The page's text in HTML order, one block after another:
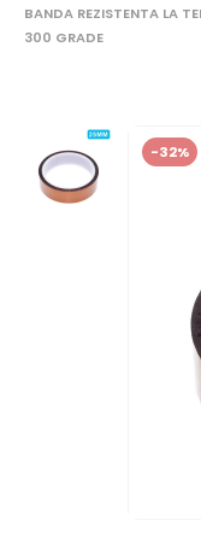
BANDA REZISTENTA LA
300 GRADE
-32%